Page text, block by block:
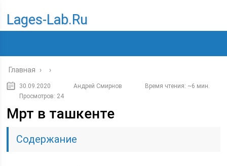
Lages-Lab.ru
Главная › ›
30.09.2020 Андрей Смирнов
Время чтения: ~6 мин.
Просмотров: 24
Мрт в ташкенте
Содержание